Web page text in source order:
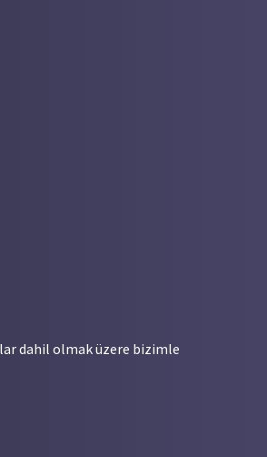
dahil olmak üzere bizimle